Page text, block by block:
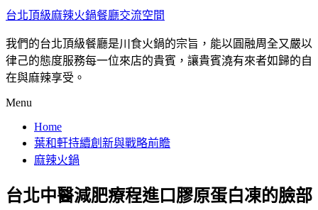
台北頂級麻辣火鍋餐廳交流空間
我們的台北頂級餐廳是川食火鍋的宗旨，能以圓融周全又嚴以
律己的態度服務每一位來店的貴賓，讓貴賓澆有來者如歸的自
在與麻辣享受。
Menu
Home
葉和軒持續創新與戰略前瞻
麻辣火鍋
台北中醫減肥療程進口膠原蛋白凍的臉部